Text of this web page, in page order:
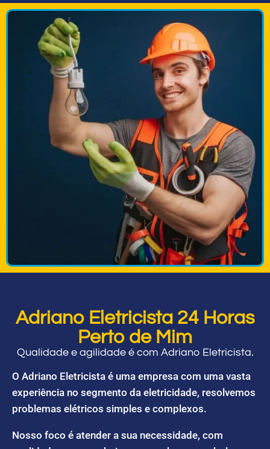
Adriano Eletricista 24 Horas
Perto de Mim
Qualidade e agilidade é com Adriano Eletricista.
O Adriano Eletricista é uma empresa com uma vasta
experiência no segmento da eletricidade, resolvemos
problemas elétricos simples e complexos.
Nosso foco é atender a sua necessidade, com